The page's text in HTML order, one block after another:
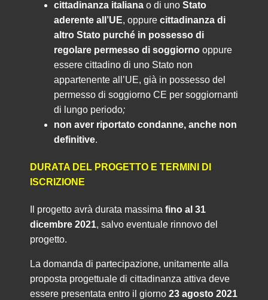
cittadinanza italiana o di uno Stato
aderente all’UE, oppure cittadinanza di
altro Stato purché in possesso di
regolare permesso di soggiorno oppure
essere cittadino di uno Stato non
appartenente all’UE, già in possesso del
permesso di soggiorno CE per soggiornanti
di lungo periodo;
non aver riportato condanne, anche non
definitive.
DURATA DEL PROGETTO E TERMINI DI
ISCRIZIONE
Il progetto avrà durata massima fino al 31
dicembre 2021, salvo eventuale rinnovo del
progetto.
La domanda di partecipazione, unitamente alla
proposta progettuale di cittadinanza attiva deve
essere presentata entro il giorno 23 agosto 2021